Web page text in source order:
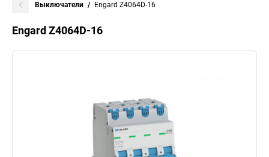
Выключатели Engard Z4064D-16
Engard Z4064D-16